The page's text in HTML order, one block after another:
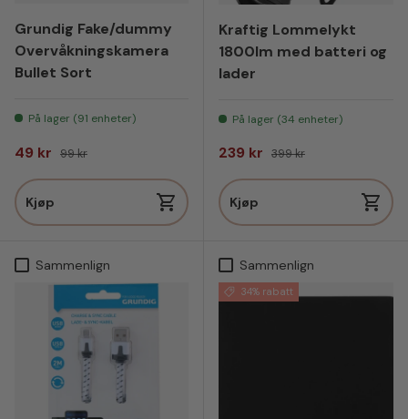
Grundig Fake/dummy
Overvåkningskamera
Bullet Sort
På lager (91 enheter)
Salgspris
49 kr Vanlig pris
99 kr
Kjøp
Kraftig Lommelykt
1800lm med batteri og
lader
På lager (34 enheter)
Salgspris
239 kr Vanlig pris
399 kr
Kjøp
Sammenlign Sammenlign
34% rabatt